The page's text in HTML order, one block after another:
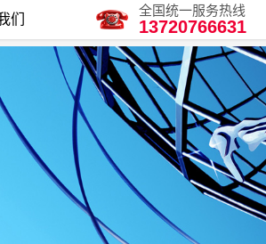
们
全国统一服务热线
13720766631